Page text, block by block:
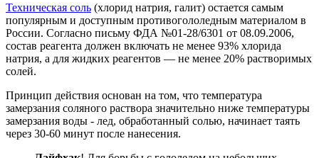
Техническая соль (хлорид натрия, галит) остается самым
популярным и доступным противогололедным материалом в
России. Согласно письму ФДА №01-28/6301 от 08.09.2006,
состав реагента должен включать не менее 93% хлорида
натрия, а для жидких реагентов — не менее 20% растворимых
солей.
Принцип действия основан на том, что температура
замерзания соляного раствора значительно ниже температуры
замерзания воды - лед, обработанный солью, начинает таять
через 30-60 минут после нанесения.